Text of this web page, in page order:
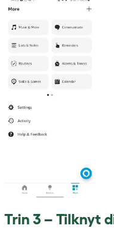
Trin 3 – Tilknyt